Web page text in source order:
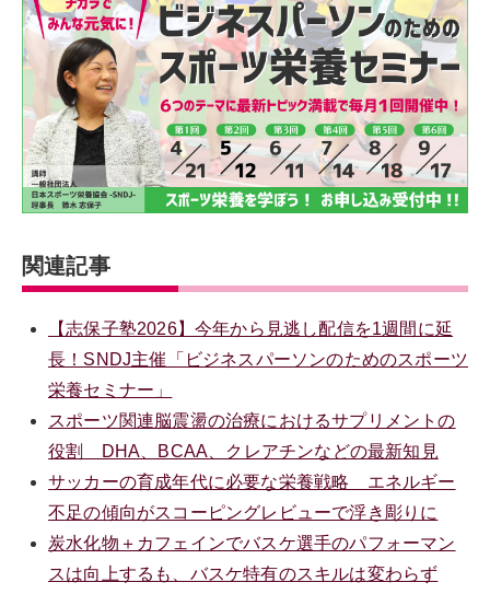
関連記事
【志保子塾2026】今年から見逃し配信を1週間に延
長！SNDJ主催「ビジネスパーソンのためのスポーツ
栄養セミナー」
スポーツ関連脳震盪の治療におけるサプリメントの
役割 DHA、BCAA、クレアチンなどの最新知見
サッカーの育成年代に必要な栄養戦略 エネルギー
不足の傾向がスコーピングレビューで浮き彫りに
炭水化物＋カフェインでバスケ選手のパフォーマン
スは向上するも、バスケ特有のスキルは変わらず